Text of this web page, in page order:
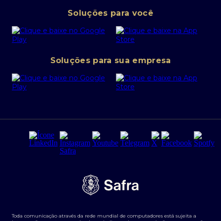
Canal de denúncias
Política de Segurança Cibernética
Portal da Privacidade
PRSAC
Regras e Parâmetros de Atuação Banco Safra
Segurança da Informação
Tarifas e serviços Pessoa Física
Transparência de remuneração
Abra sua conta PJ
SafraPay
Cartão Safra Empresas
Empréstimo e financiamentos PJ
Derivativos
Agronegócios
Soluções para você
Soluções para sua empresa
Toda comunicação através da rede mundial de computadores está sujeita a